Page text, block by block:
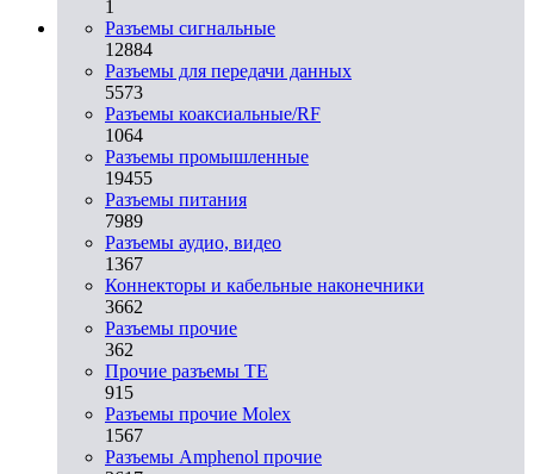
1
Разъeмы сигнальные
12884
Разъeмы для передачи данных
5573
Разъeмы коаксиальные/RF
1064
Разъeмы промышленные
19455
Разъeмы питания
7989
Разъeмы аудио, видео
1367
Коннекторы и кабельные наконечники
3662
Разъeмы прочие
362
Прочие разъемы TE
915
Разъемы прочие Molex
1567
Разъемы Amphenol прочие